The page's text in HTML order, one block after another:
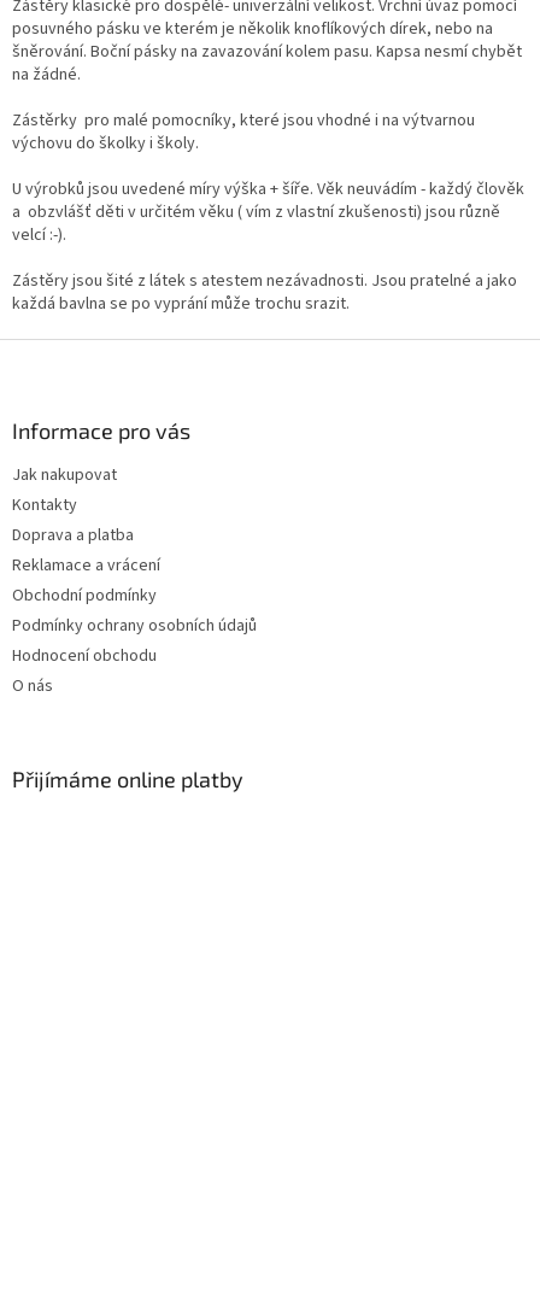
y
v
ý
s
Zástěry klasické pro dospělé- univerzální velikost. Vrchní úvaz pomocí
posuvného pásku ve kterém je několik knoflíkových dírek, nebo na
šněrování. Boční pásky na zavazování kolem pasu. Kapsa nesmí chybět
na žádné.
Zástěrky pro malé pomocníky, které jsou vhodné i na výtvarnou
výchovu do školky i školy.
U výrobků jsou uvedené míry výška + šíře. Věk neuvádím - každý člověk
a obzvlášť děti v určitém věku ( vím z vlastní zkušenosti) jsou různě
velcí :-).
Zástěry jsou šité z látek s atestem nezávadnosti. Jsou pratelné a jako
každá bavlna se po vyprání může trochu srazit.
Informace pro vás
Jak nakupovat
Kontakty
Doprava a platba
Reklamace a vrácení
Obchodní podmínky
Podmínky ochrany osobních údajů
Hodnocení obchodu
O nás
Přijímáme online platby